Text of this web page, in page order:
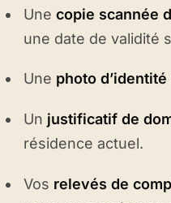
Une copie scannée
une date de validité
Une photo
Un justificatif de
résidence actuel.
Vos relevés de